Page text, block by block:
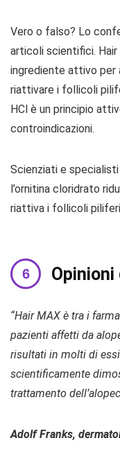
Vero o falso? Lo
articoli scientifici. Hair
ingrediente attivo per
riattivare i follicoli
HCl è un principio
controindicazioni.
Scienziati e
l’ornitina cloridrato
riattiva i follicoli
Opinioni
“Hair MAX è tra i
pazienti affetti da
risultati in molti di
scientificamente
trattamento
Adolf Franks,